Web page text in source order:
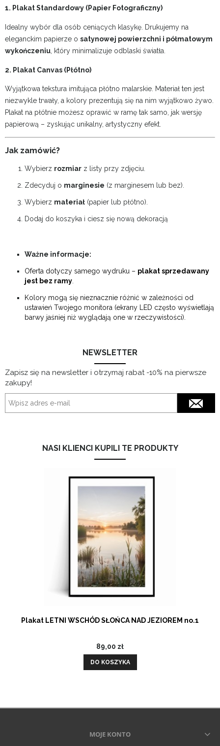
1. Plakat Standardowy (Papier Fotograficzny)
Idealny wybór dla osób ceniących klasykę. Drukujemy na
eleganckim papierze o satynowej powierzchni i półmatowym
wykończeniu , który minimalizuje odblaski światła.
2. Plakat Canvas (Płótno)
Wyjątkowa tekstura imitująca płótno malarskie. Materiał ten jest
niezwykle trwały, a kolory prezentują się na nim wyjątkowo żywo.
Plakat na płótnie możesz oprawić w ramę tak samo, jak wersję
papierową – zyskując unikalny, artystyczny efekt.
Jak zamówić?
Wybierz rozmiar z listy przy zdjęciu.
Zdecyduj o marginesie (z marginesem lub bez).
Wybierz materiał (papier lub płótno).
Dodaj do koszyka i ciesz się nową dekoracją
Ważne informacje:
Oferta dotyczy samego wydruku – plakat sprzedawany
jest bez ramy
Kolory mogą się nieznacznie różnić w zależności od
ustawień Twojego monitora (ekrany LED często wyświetlają
barwy jaśniej niż wyglądają one w rzeczywistości).
NEWSLETTER
Zapisz się na newsletter i otrzymaj rabat -10% na pierwsze
zakupy!
NASI KLIENCI KUPILI TE PRODUKTY
Plakat LETNI WSCHÓD SŁOŃCA NAD JEZIOREM no.1
89,00 zł
DO KOSZYKA
MOJE KONTO